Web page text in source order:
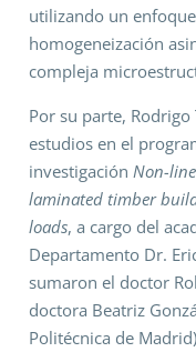
utilizando un
homogeneización
compleja
Por su parte,
estudios en el
investigación Non-
laminated timber
loads, a cargo del
Departamento Dr.
sumaron el doctor
doctora Beatriz
Politécnica de